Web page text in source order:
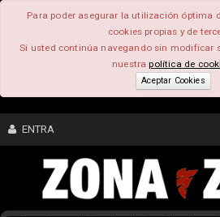
Para poder asegurar la utilización óptima
cookies propias y de
Si usted continúa navegando sin modificar
nuestrapolítica de
Aceptar Cookies
ENTRA
CONTENIDO